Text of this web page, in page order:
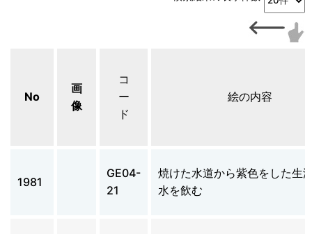
No
画
像
コ
ー
ド
絵の内容
1981
GE04-
21
焼けた水道から紫色をした生
水を飲む